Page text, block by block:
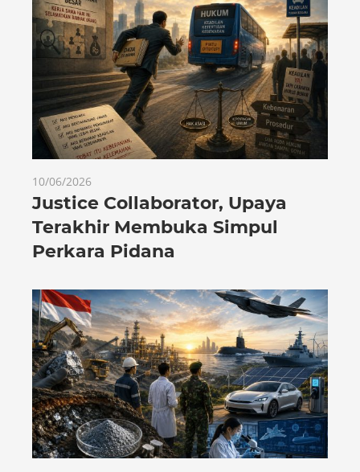
10/06/2026
Justice Collaborator, Upaya
Terakhir Membuka Simpul
Perkara Pidana